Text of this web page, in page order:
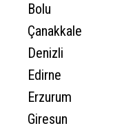
Bolu
Çanakkale
Denizli
Edirne
Erzurum
Giresun